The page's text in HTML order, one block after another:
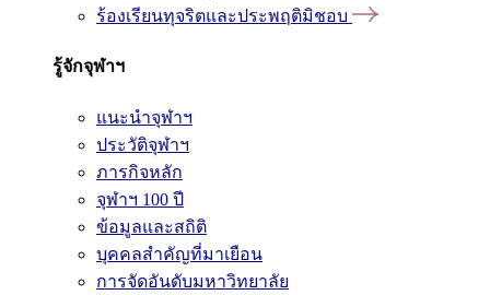
ร้องเรียนทุจริตและประพฤติมิชอบ
รู้จักจุฬาฯ
แนะนำจุฬาฯ
ประวัติจุฬาฯ
ภารกิจหลัก
จุฬาฯ 100 ปี
ข้อมูลและสถิติ
บุคคลสำคัญที่มาเยือน
การจัดอันดับมหาวิทยาลัย